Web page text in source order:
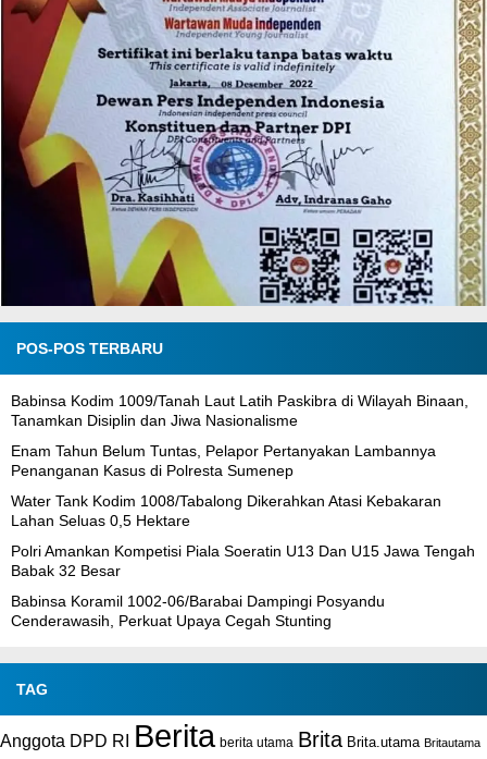
POS-POS TERBARU
Babinsa Kodim 1009/Tanah Laut Latih Paskibra di Wilayah Binaan,
Tanamkan Disiplin dan Jiwa Nasionalisme
Enam Tahun Belum Tuntas, Pelapor Pertanyakan Lambannya
Penanganan Kasus di Polresta Sumenep
Water Tank Kodim 1008/Tabalong Dikerahkan Atasi Kebakaran
Lahan Seluas 0,5 Hektare
Polri Amankan Kompetisi Piala Soeratin U13 Dan U15 Jawa Tengah
Babak 32 Besar
Babinsa Koramil 1002-06/Barabai Dampingi Posyandu
Cenderawasih, Perkuat Upaya Cegah Stunting
TAG
Anggota DPD RI Berita berita utama Brita Brita.utama Britautama